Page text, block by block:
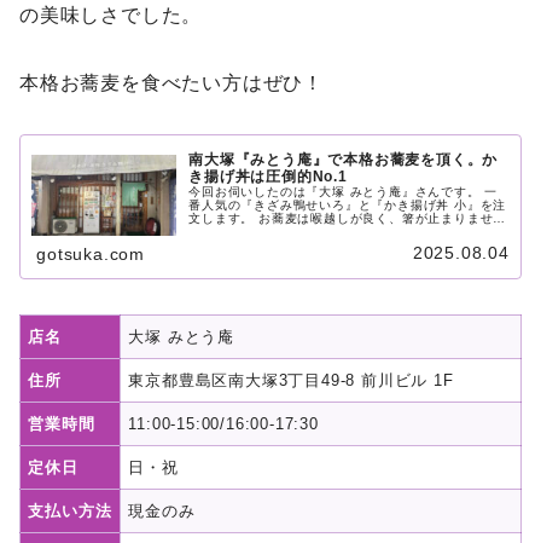
の美味しさでした。
本格お蕎麦を食べたい方はぜひ！
南大塚『みとう庵』で本格お蕎麦を頂く。か
き揚げ丼は圧倒的No.1
今回お伺いしたのは『大塚 みとう庵』さんです。 一
番人気の『きざみ鴨せいろ』と『かき揚げ丼 小』を注
文します。 お蕎麦は喉越しが良く、箸が止まりませ
gotsuka.com 2025.08.04
店名 大塚 みとう庵
住所 東京都豊島区南大塚3丁目49-8 前川ビル 1F
営業時間 11:00-15:00/16:00-17:30
定休日 日・祝
支払い方法 現金のみ